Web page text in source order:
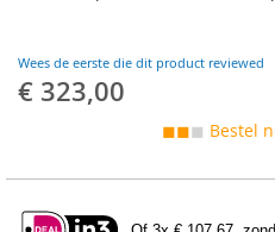
Wees de eerste die dit product reviewed
€ 323,00
◼◼◼ Bestel
the
images